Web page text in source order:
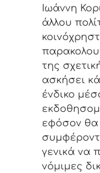
Ιωάννη
άλλου
της
ασκήσει
ένδικο
εφόσον θα
γενικά να
νόμιμες